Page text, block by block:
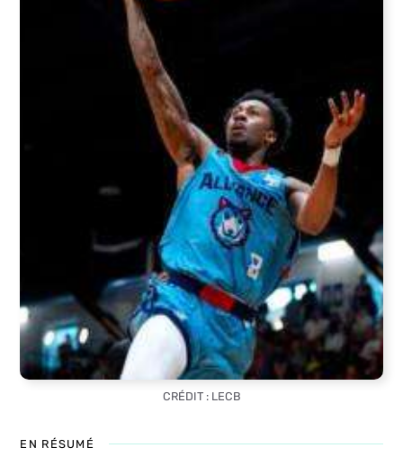
CRÉDIT : LECB
EN RÉSUMÉ